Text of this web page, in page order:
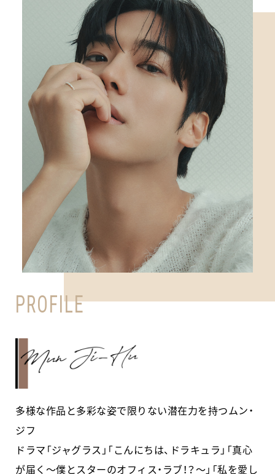
PROFILE
多様な作品と多彩な姿で限りない潜在力を持つムン・
ジフ
ドラマ「ジャグラス」「こんにちは、ドラキュラ」「真心
が届く～僕とスターのオフィス・ラブ！？～」「私を愛し